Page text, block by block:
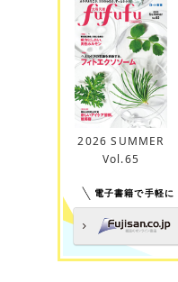
2026 SUMMER
Vol.65
電子書籍で手軽に